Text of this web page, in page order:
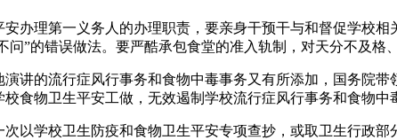
理第一义务人的办理职责，要亲身干预干与和督促学校相
问”的错误做法。要严酷承包食堂的准入轨制，对天分不及格
的流行症风行事务和食物中毒事务又有所添加，国务院带
食物卫生平安工做，无效遏制学校流行症风行事务和食物
学校卫生防疫和食物卫生平安专项查抄，或取卫生行政部